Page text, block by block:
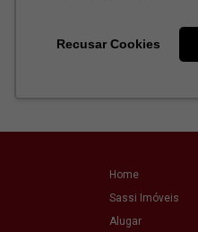
Home
Sassi Imóveis
Alugar